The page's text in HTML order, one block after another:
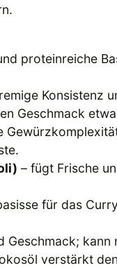
proteinreiche
Konsistenz
Geschmack
– fügt Frische
für das
Geschmack;
verstärkt